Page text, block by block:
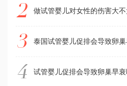
做试管婴儿对女性的伤害大
泰国试管婴儿促排会导致卵
试管婴儿促排会导致卵巢早